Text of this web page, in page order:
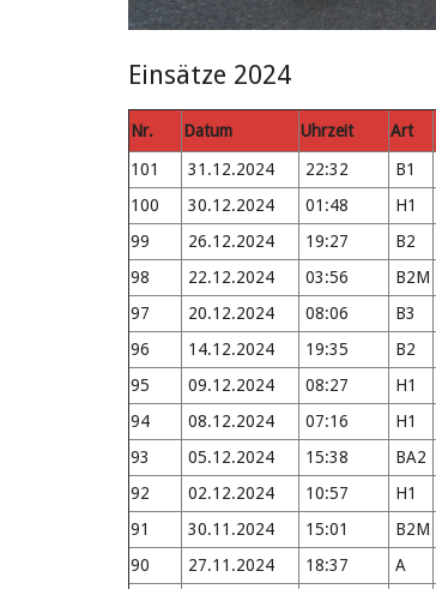
Einsätze 2024
Nr. Datum Uhrzeit Art
101
31.12.2024 22:32 B1
100
30.12.2024 01:48 H1
99
26.12.2024 19:27 B2
98
22.12.2024 03:56 B2M
97
20.12.2024 08:06 B3
96
14.12.2024 19:35 B2
95
09.12.2024 08:27 H1
94
08.12.2024 07:16 H1
93
05.12.2024 15:38 BA2
92
02.12.2024 10:57 H1
91
30.11.2024 15:01 B2M
90
27.11.2024 18:37 A